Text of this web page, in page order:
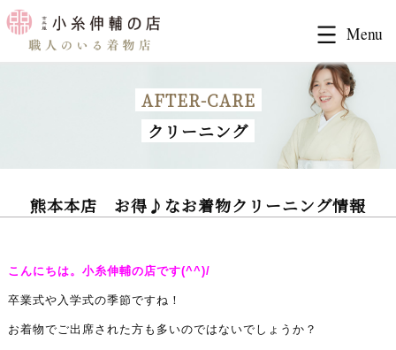
AFTER-CARE
クリーニング
熊本本店 お得♪なお着物クリーニング情報
こんにちは。小糸伸輔の店です(^^)/
卒業式や入学式の季節ですね！
お着物でご出席された方も多いのではないでしょうか？